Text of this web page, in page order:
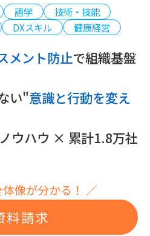
語学
技術・技能
DXスキル 健康経営
メント防止で組織基盤
い"意識と行動を変え
ウハウ × 累計1.8万社
像が分かる！ ／
料請求